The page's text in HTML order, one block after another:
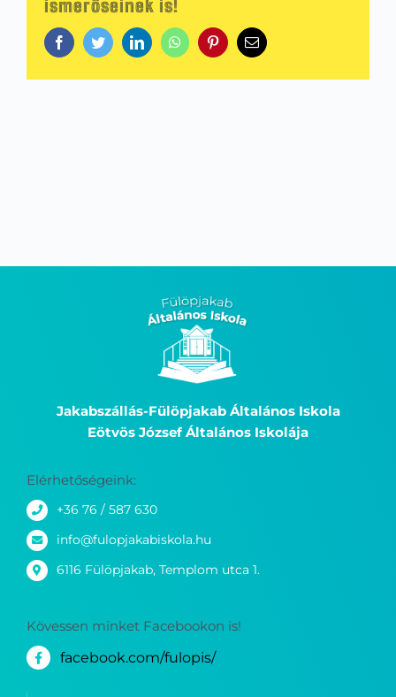
ismerőseinek is!
FacebookTwitterLinkedInWhatsAppPinterestEmail:
Jakabszállás-Fülöpjakab Általános Iskola
Eötvös József Általános Iskolája
Elérhetőségeink:
+36 76 / 587 630
info@fulopjakabiskola.hu
6116 Fülöpjakab, Templom utca 1.
Kövessen minket Facebookon is!
facebook.com/fulopis/